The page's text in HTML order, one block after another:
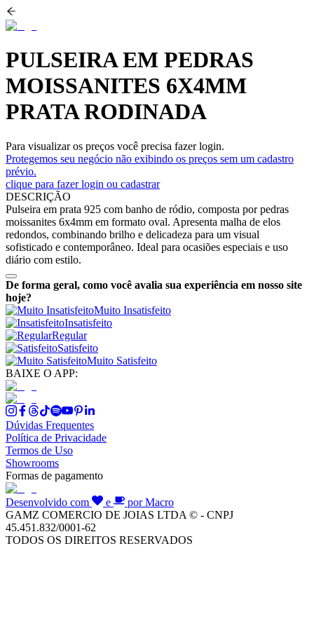
PULSEIRA EM PEDRAS
MOISSANITES 6X4MM
PRATA RODINADA
Para visualizar os preços você precisa fazer login.
Protegemos seu negócio não exibindo os preços sem um cadastro
prévio.
clique para fazer login ou cadastrar
DESCRIÇÃO
Pulseira em prata 925 com banho de ródio, composta por pedras
moissanites 6x4mm em formato oval. Apresenta malha de elos
redondos, combinando brilho e delicadeza para um visual
sofisticado e contemporâneo. Ideal para ocasiões especiais e uso
diário com estilo.
De forma geral, como você avalia sua experiência em nosso site
hoje?
Muito Insatisfeito
Insatisfeito
Regular
Satisfeito
Muito Satisfeito
BAIXE O APP:
Dúvidas Frequentes
Política de Privacidade
Termos de Uso
Showrooms
Formas de pagamento
Desenvolvido com e
por Macro
GAMZ COMERCIO DE JOIAS LTDA © - CNPJ
45.451.832/0001-62
TODOS OS DIREITOS RESERVADOS